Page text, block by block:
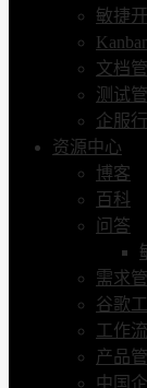
敏捷
文档
测试
企服
资源中心
博客
百科
问答
需求
谷歌
工作
产品
中国